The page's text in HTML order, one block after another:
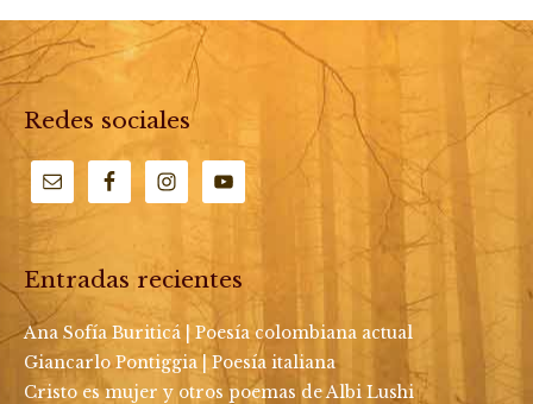
Redes sociales
Entradas recientes
Ana Sofía Buriticá | Poesía colombiana actual
Giancarlo Pontiggia | Poesía italiana
Cristo es mujer y otros poemas de Albi Lushi